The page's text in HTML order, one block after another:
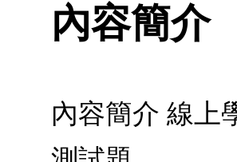
內容簡介
內容簡介 線上